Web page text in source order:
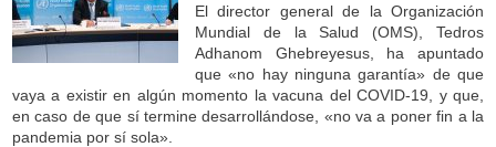
El director general de la Organización
Mundial de la Salud (OMS), Tedros
Adhanom Ghebreyesus, ha apuntado
que «no hay ninguna garantía» de que
vaya a existir en algún momento la vacuna del COVID-19, y que,
en caso de que sí termine desarrollándose, «no va a poner fin a la
pandemia por sí sola».